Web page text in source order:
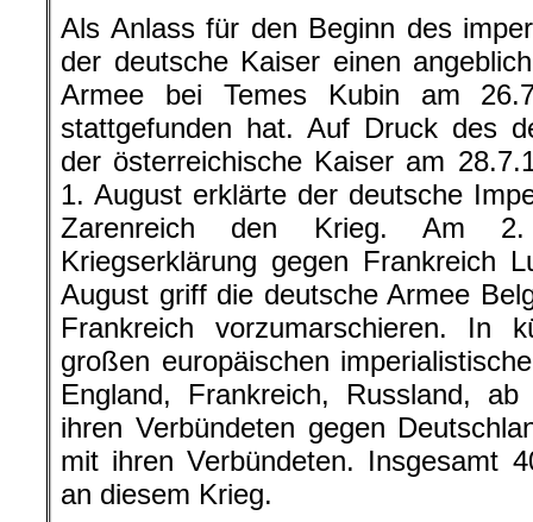
Als Anlass für den Beginn des
der deutsche Kaiser einen
Armee bei Temes Kubin am
stattgefunden hat. Auf Druck des
der österreichische Kaiser am
1. August erklärte der deutsche
Zarenreich den Krieg. Am
Kriegserklärung gegen Frankreich
August griff die deutsche Armee
Frankreich vorzumarschieren. In
großen europäischen
England, Frankreich, Russland,
ihren Verbündeten gegen
mit ihren Verbündeten. Insgesamt
an diesem Krieg.